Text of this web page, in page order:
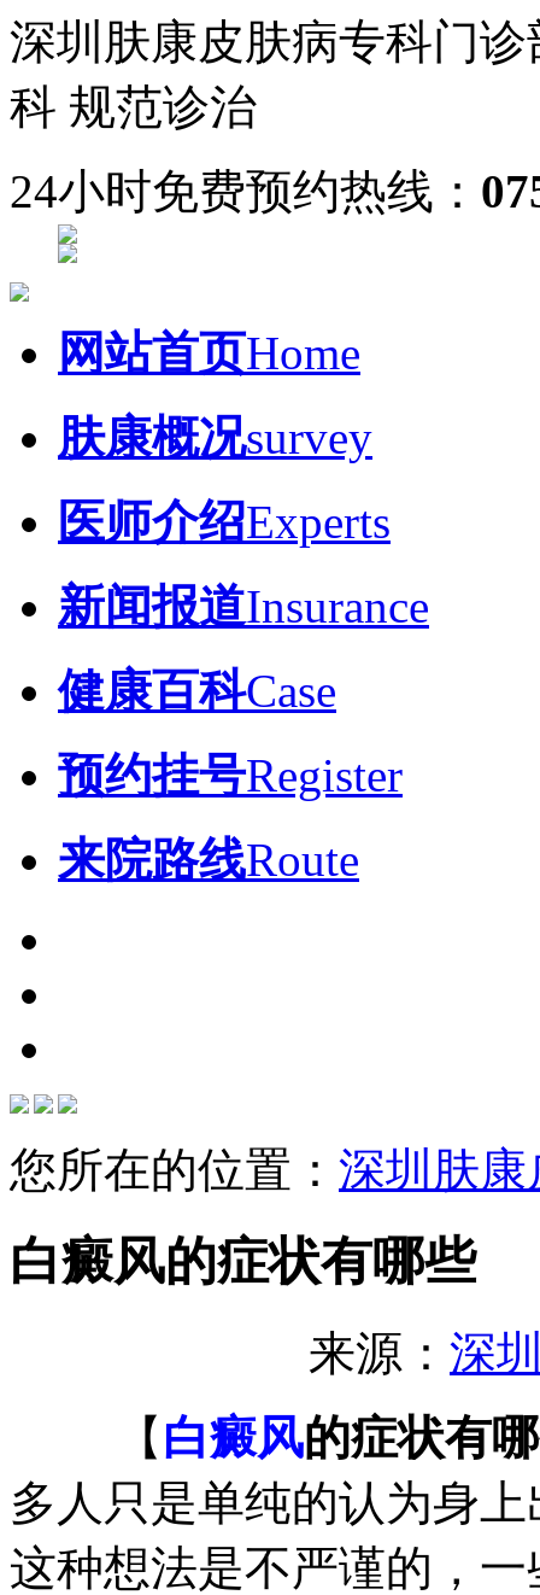
深圳肤康皮肤病专科门诊
科 规范诊治
24小时免费预约热线：
网站首页Home
肤康概况survey
医师介绍Experts
新闻报道Insurance
健康百科Case
预约挂号Register
来院路线Route
您所在的位置： 深圳肤
白癜风的症状有哪些
来源： 深
【 白癜风的症状有
多人只是单纯的认为身
这种想法是不严谨的，